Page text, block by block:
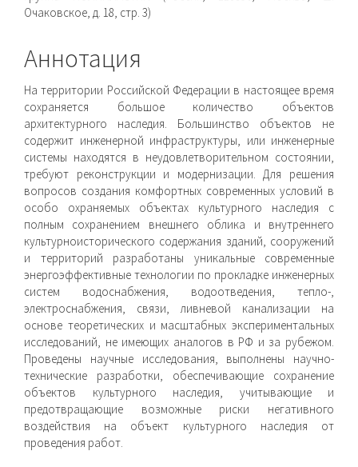
Очаковское, д. 18, стр. 3)
Аннотация
На территории Российской Федерации в настоящее время
сохраняется большое количество объектов
архитектурного наследия. Большинство объектов не
содержит инженерной инфраструктуры, или инженерные
системы на­ходятся в неудовлетворительном состоянии,
требуют рекон­струкции и модернизации. Для решения
вопросов создания комфортных современных условий в
особо охраняемых объектах культурного наследия с
полным сохранением внешнего облика и внутреннего
культурноисторического содержания зданий, со­оружений
и территорий разработаны уникальные современные
энергоэффективные технологии по прокладке инженерных
систем водоснабжения, водоотведения, тепло-,
электроснаб­жения, связи, ливневой канализации на
основе теоретических и масштабных экспериментальных
исследований, не имеющих аналогов в РФ и за рубежом.
Проведены научные исследования, выполнены научно-
технические разработки, обеспечивающие сохранение
объектов культурного наследия, учитывающие и
предотвращающие возможные риски негативного
воздействия на объект культурного наследия от
проведения работ.